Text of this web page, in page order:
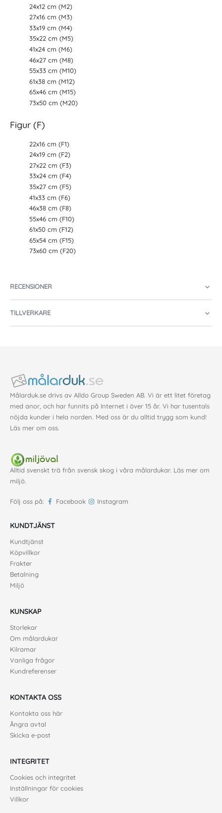
24x12 cm (M2)
27x16 cm (M3)
33x19 cm (M4)
35x22 cm (M5)
41x24 cm (M6)
46x27 cm (M8)
55x33 cm (M10)
61x38 cm (M12)
65x46 cm (M15)
73x50 cm (M20)
Figur (F)
22x16 cm (F1)
24x19 cm (F2)
27x22 cm (F3)
33x24 cm (F4)
35x27 cm (F5)
41x33 cm (F6)
46x38 cm (F8)
55x46 cm (F10)
61x50 cm (F12)
65x54 cm (F15)
73x60 cm (F20)
RECENSIONER
TILLVERKARE
Målarduk.se drivs av Alldo Group Sweden AB. Vi är ett litet företag
med anor, och har funnits på Internet i över 15 år. Vi har tusentals
nöjda kunder i hela norden. Med oss är du alltid trygg som kund!
Läs mer om oss.
Alltid svenskt trä från svensk skog i våra målardukar. Läs mer om
miljö.
Följ oss på: Facebook Instagram
KUNDTJÄNST
Kundtjänst
Köpvillkor
Frakter
Betalning
Miljö
KUNSKAP
Storlekar
Om målardukar
Kilramar
Vanliga frågor
Kundreferenser
KONTAKTA OSS
Kontakta oss här
Ångra avtal
Skicka e-post
INTEGRITET
Cookies och integritet
Inställningar för cookies
Villkor